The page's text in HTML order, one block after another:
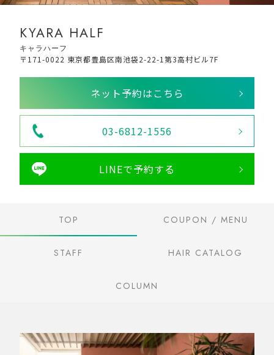
KYARA HALF
キャラハーフ
〒171-0022 東京都豊島区南池袋2-22-1第3高村ビル7F
ネット予約はこちら
03-6812-1556
LINEで予約する
TOP COUPON / MENU
STAFF HAIR CATALOG
COLUMN